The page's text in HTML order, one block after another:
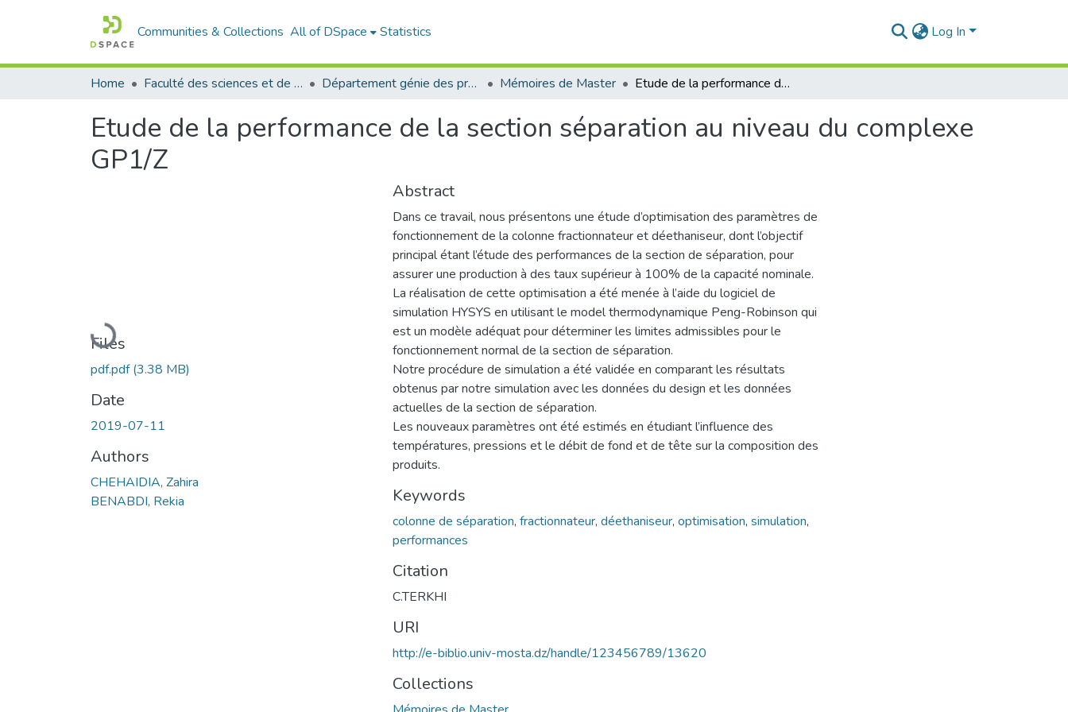
Communities & Collections All of DSpace Statistics Log In
Home Faculté des sciences et de la technologie Département génie des procédés Mémoires de Master Etude de la performance de la section séparation au niveau du complexe GP1/Z
Etude de la performance de la section séparation au niveau du complexe
GP1/Z
Loading...
Files
pdf.pdf(3.38 MB)
Date
2019-07-11
Authors
CHEHAIDIA, Zahira
BENABDI, Rekia
Abstract
Dans ce travail, nous présentons une étude d’optimisation des paramètres de
fonctionnement de la colonne fractionnateur et déethaniseur, dont l’objectif
principal étant l’étude des performances de la section de séparation, pour
assurer une production à des taux supérieur à 100% de la capacité nominale.
La réalisation de cette optimisation a été menée à l’aide du logiciel de
simulation HYSYS en utilisant le model thermodynamique Peng-Robinson qui
est un modèle adéquat pour déterminer les limites admissibles pour le
fonctionnement normal de la section de séparation.
Notre procédure de simulation a été validée en comparant les résultats
obtenus par notre simulation avec les données du design et les données
actuelles de la section de séparation.
Les nouveaux paramètres ont été estimés en étudiant l’influence des
températures, pressions et le débit de fond et de tête sur la composition des
produits.
Keywords
colonne de séparation, fractionnateur, déethaniseur, optimisation, simulation,
performances
Citation
C.TERKHI
URI
http://e-biblio.univ-mosta.dz/handle/123456789/13620
Collections